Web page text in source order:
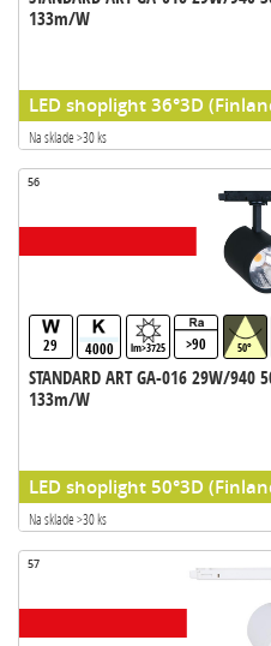
133m/W
LED shoplight 36°3D
Na sklade >30 ks
56
29 4000 lm>3725 >90 50°
STANDARD ART GA-016 29W/940
133m/W
LED shoplight 50°3D
Na sklade >30 ks
57